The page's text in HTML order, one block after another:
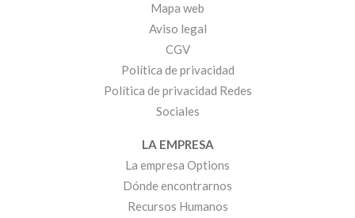
Mapa web
Aviso legal
CGV
Política de privacidad
Política de privacidad Redes
Sociales
LA EMPRESA
La empresa Options
Dónde encontrarnos
Recursos Humanos